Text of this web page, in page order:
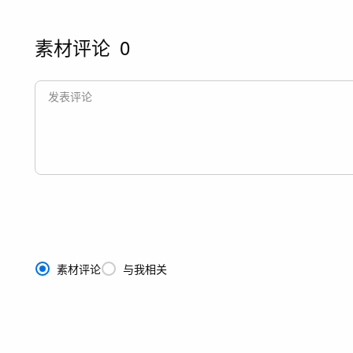
素材评论 0
素材评论 与我相关